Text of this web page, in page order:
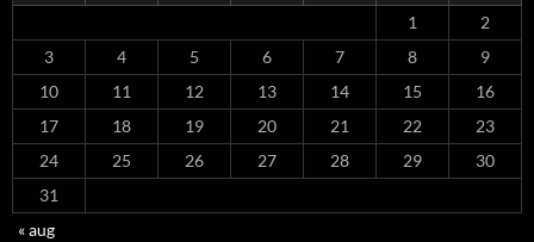
1
2
3
4 5 6 7 8
9
10
11 12 13 14 15
16
17
18 19 20 21 22
23
24
25 26 27 28 29
30
31
« aug